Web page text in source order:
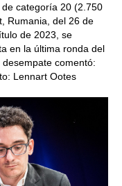
categoría 20 (2.750
Rumania, del 26 de
de 2023, se
en la última ronda del
comentó:
Lennart Ootes